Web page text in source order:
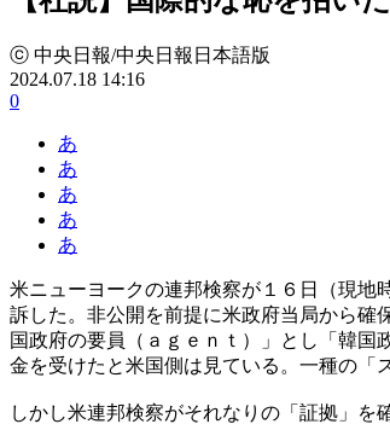
ⓒ 中央日報/中央日報日本語版
2024.07.18 14:16
0
あ
あ
あ
あ
あ
米ニューヨークの連邦検察が１６日（現地
訴した。非公開を前提に米政府当局から確
国政府の要員（ａｇｅｎｔ）」とし「韓
金を受けたと米国側は見ている。一種の「
しかし米連邦検察がそれなりの「証拠」を